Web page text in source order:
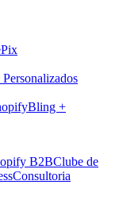
Bling +
B2BClube de
Consultoria